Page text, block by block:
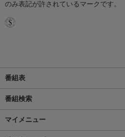
のみ表記が許されているマークです。
番組表
番組検索
マイメニュー